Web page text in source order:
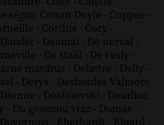
ségur- Conan Doyle - Coppee -
- Corthis - Cory -
Daudet - Daumal - De nerval -
- De staël - De vesly -
mardrus - Delattre - Delly-
- Derys - Desbordes Valmore
Dionne - Dostoïevski - Dourliac
- Du gouezou vraz - Dumas -